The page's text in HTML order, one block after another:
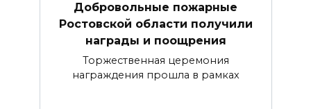
Добровольные пожарные
Ростовской области получили
награды и поощрения
Торжественная церемония
награждения прошла в рамках